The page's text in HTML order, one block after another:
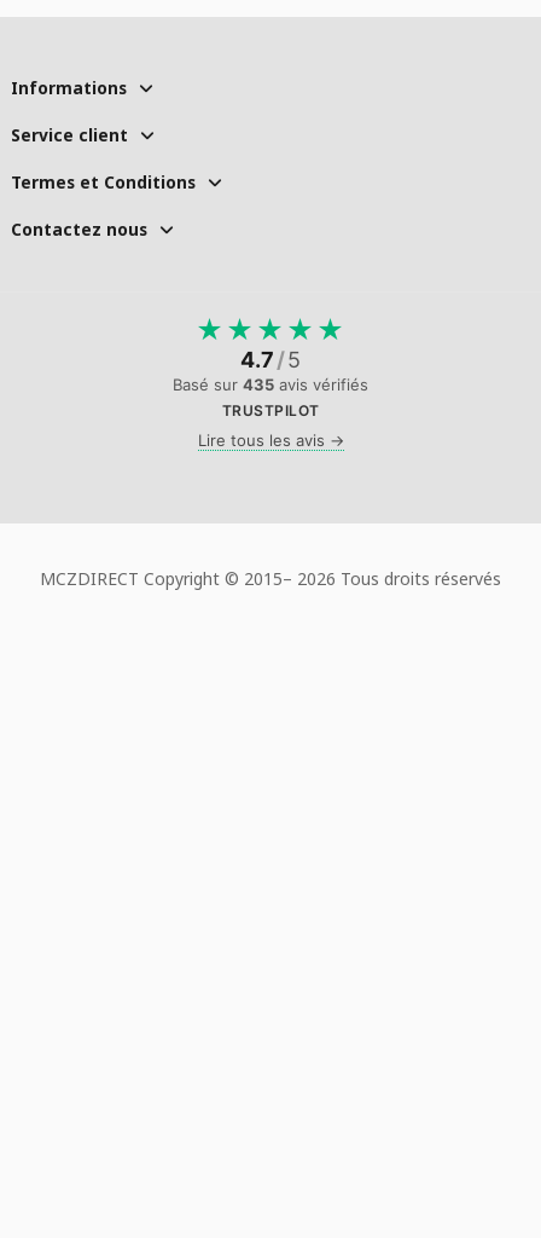
Informations
Service client
Termes et Conditions
Contactez nous
★ ★ ★ ★ ★
4.7/5
Basé sur 435 avis vérifiés
TRUSTPILOT
Lire tous les avis →
MCZDIRECT Copyright © 2015– 2026 Tous droits réservés